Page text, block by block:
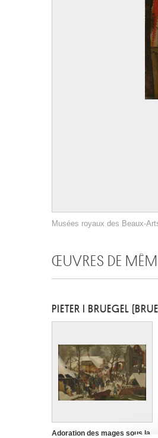
Musées royaux des Beaux-
ŒUVRES DE
PIETER I BRUEGEL
Adoration des mages sous la